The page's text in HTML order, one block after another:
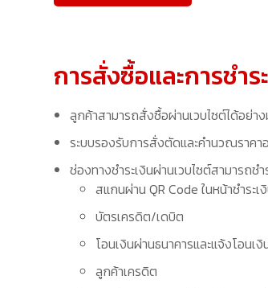
การสั่งซื้อและการชำร
ลูกค้าสามารถสั่งซื้อผ่านเวบไซต์ได้อย่า
ระบบรองรับการสั่งตัดและคำนวณราค
ช่องทางชำระเงินผ่านเวบไซต์สามารถช
สแกนผ่าน QR Code ในหน้าชำระเ
บัตรเครดิต/เดบิต
โอนเงินผ่านธนาคารและแจ้งโอนเ
ลูกค้าเครดิต